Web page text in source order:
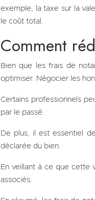
exemple, la taxe sur la
le coût total.
Comment
Bien que les frais de
optimiser. Négocier les
Certains professionnels
par le passé.
De plus, il est essentiel
déclarée du bien.
En veillant à ce que cette
associés.